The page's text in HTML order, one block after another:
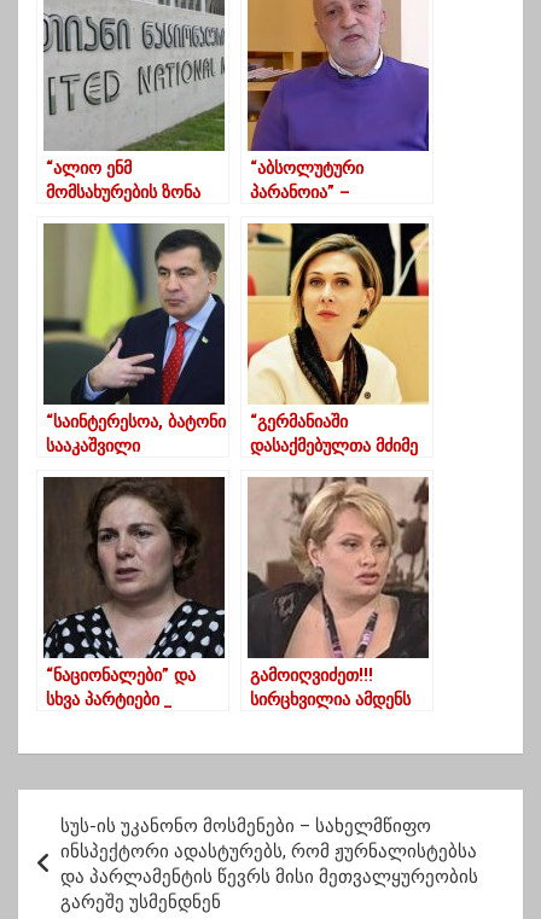
მოხერხდა
არის კეთროვანი”
“ალიო ენმ
მომსახურების ზონა
“აბსოლუტური
პარანოია” –
განცხადებას
ხუხაშვილი აფასებს
“საინტერესოა, ბატონი
სააკაშვილი
საზოგადოება, რომ
მასთან მიდიან
დირექტივების
მისაღებად”-ალუდა
ღუდუშაური
“გერმანიაში
დასაქმებულთა მძიმე
პროექტის
მიზნობრიობას ეჭვქვეშ
ვერ დააყენებს”
“ნაციონალები” და
სხვა პარტიები _
ცნობილია
(ექსკლუზივი)
გამოიღვიძეთ!!!
სირცხვილია ამდენს
ლალი მოროშკინა
ო
სუს-ის უკანონო მოსმენები – სახელმწიფო
ინსპექტორი ადასტურებს, რომ ჟურნალისტებსა
და პარლამენტის წევრს მისი მეთვალყურეობის
გარეშე უსმენდნენ